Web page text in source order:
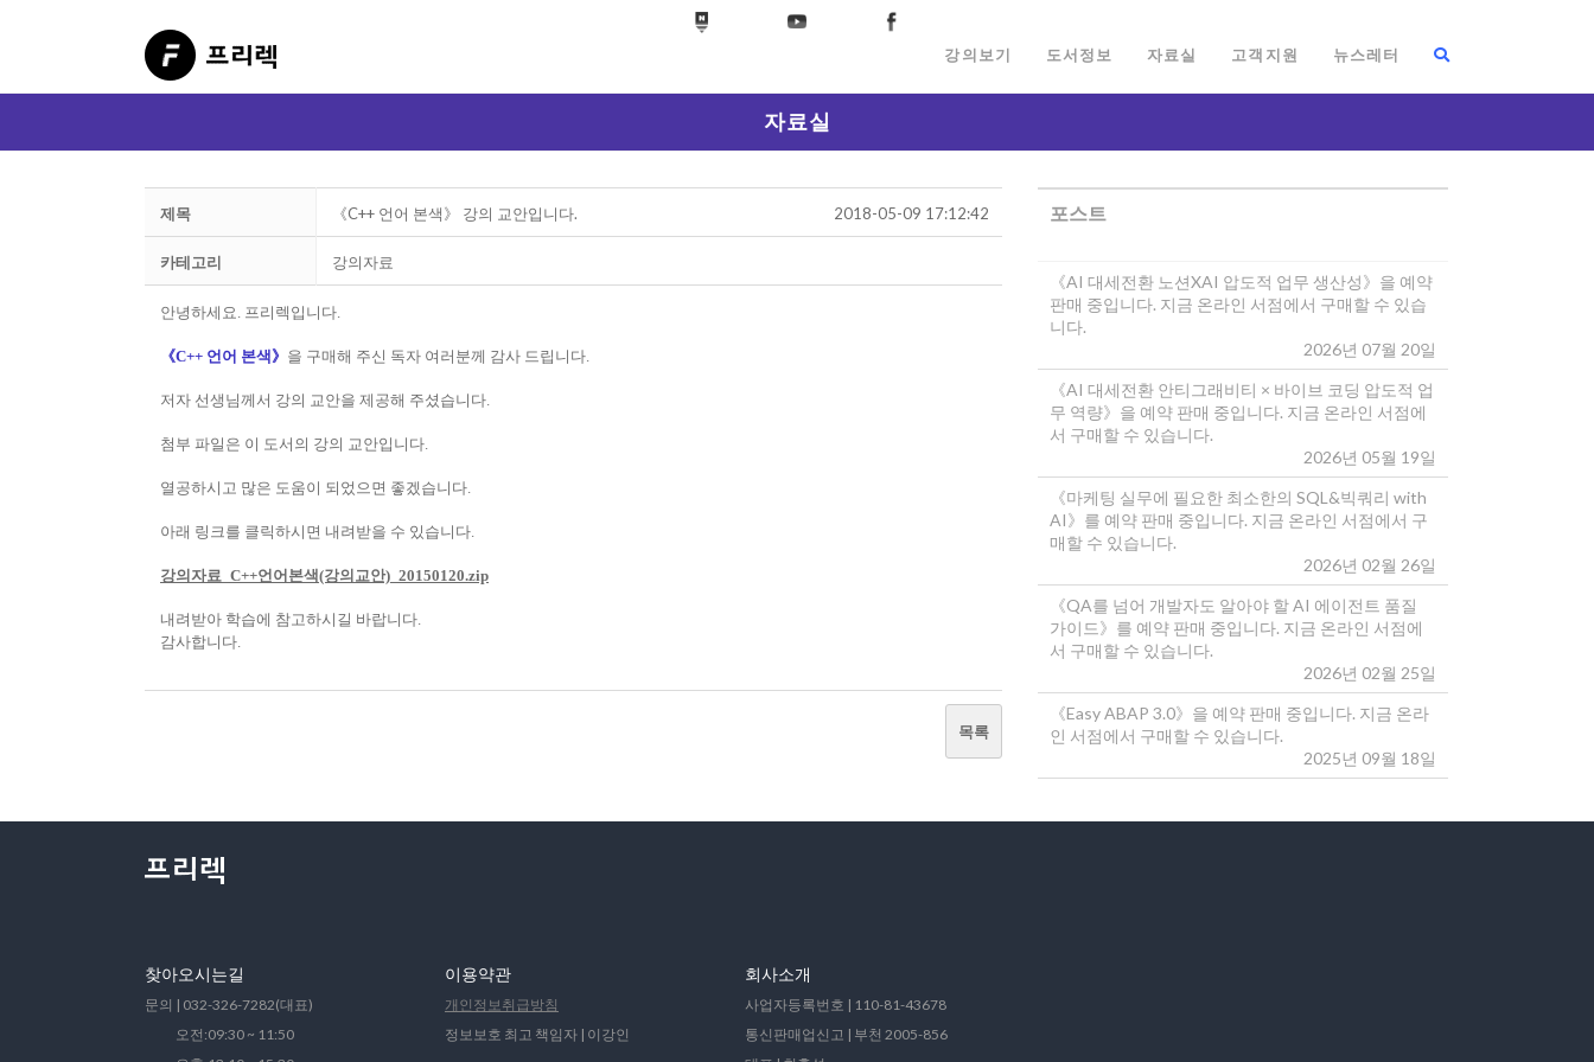
강의보기 도서정보 자료실 고객지원 뉴스레터
자료실
제목 《C++ 언어 본색》 강의 교안입니다. 2018-05-09 17:12:42
카테고리 강의자료
안녕하세요. 프리렉입니다.
《C++ 언어 본색》 을 구매해 주신 독자 여러분께 감사 드립니다.
저자 선생님께서 강의 교안을 제공해 주셨습니다.
첨부 파일은 이 도서의 강의 교안입니다.
열공하시고 많은 도움이 되었으면 좋겠습니다.
아래 링크를 클릭하시면 내려받을 수 있습니다.
강의자료_C++언어본색(강의교안)_20150120.zip
내려받아 학습에 참고하시길 바랍니다.
감사합니다.
목록
포스트
《AI 대세전환 노션XAI 압도적 업무 생산성》을 예약
판매 중입니다. 지금 온라인 서점에서 구매할 수 있습
니다.
2026년 07월 20일
《AI 대세전환 안티그래비티 × 바이브 코딩 압도적 업
무 역량》을 예약 판매 중입니다. 지금 온라인 서점에
서 구매할 수 있습니다.
2026년 05월 19일
《마케팅 실무에 필요한 최소한의 SQL&빅쿼리 with
AI》를 예약 판매 중입니다. 지금 온라인 서점에서 구
매할 수 있습니다.
2026년 02월 26일
《QA를 넘어 개발자도 알아야 할 AI 에이전트 품질
가이드》를 예약 판매 중입니다. 지금 온라인 서점에
서 구매할 수 있습니다.
2026년 02월 25일
《Easy ABAP 3.0》을 예약 판매 중입니다. 지금 온라
인 서점에서 구매할 수 있습니다.
2025년 09월 18일
찾아오시는길
문의 | 032-326-7282(대표)
오전:09:30 ~ 11:50
이용약관
개인정보취급방침
정보보호 최고 책임자 | 이강인
회사소개
사업자등록번호 | 110-81-43678
통신판매업신고 | 부천 2005-856